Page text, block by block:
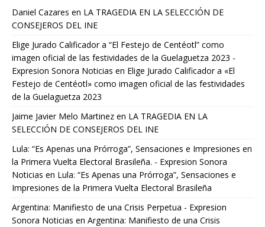
Daniel Cazares en LA TRAGEDIA EN LA SELECCIÓN DE
CONSEJEROS DEL INE
Elige Jurado Calificador a “El Festejo de Centéotl” como
imagen oficial de las festividades de la Guelaguetza 2023 -
Expresion Sonora Noticias en Elige Jurado Calificador a «El
Festejo de Centéotl» como imagen oficial de las festividades
de la Guelaguetza 2023
Jaime Javier Melo Martinez en LA TRAGEDIA EN LA
SELECCIÓN DE CONSEJEROS DEL INE
Lula: “Es Apenas una Prórroga”, Sensaciones e Impresiones en
la Primera Vuelta Electoral Brasileña. - Expresion Sonora
Noticias en Lula: “Es Apenas una Prórroga”, Sensaciones e
Impresiones de la Primera Vuelta Electoral Brasileña
Argentina: Manifiesto de una Crisis Perpetua - Expresion
Sonora Noticias en Argentina: Manifiesto de una Crisis